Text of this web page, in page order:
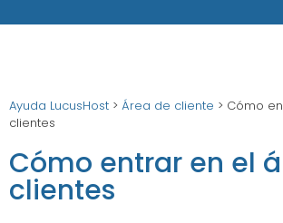
Ayuda LucusHost > Área de cliente > Cómo
clientes
Cómo entrar en el
clientes